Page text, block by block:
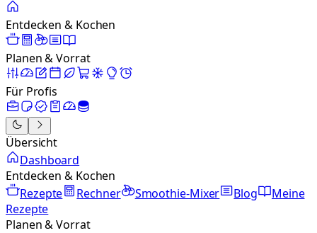
Entdecken & Kochen
Planen & Vorrat
Für Profis
Übersicht
Dashboard
Entdecken & Kochen
Rezepte
Rechner Smoothie-Mixer Blog
Meine
Rezepte
Planen & Vorrat